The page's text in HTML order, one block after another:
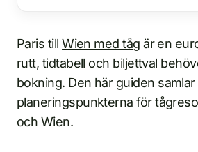
Paris tillWien med tåg är en
rutt, tidtabell och biljettval
bokning. Den här guiden
planeringspunkterna för
och Wien.